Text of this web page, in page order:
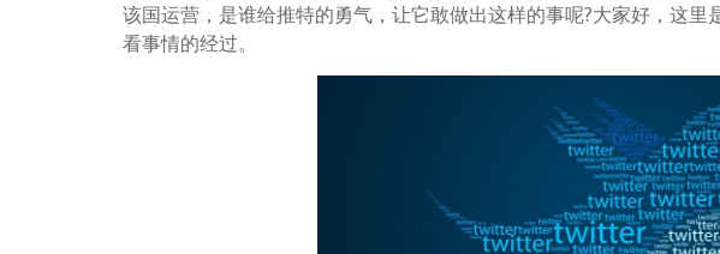
该国运营，是谁给推特的勇气，让它敢做出这样的事呢?大家好，这
看事情的经过。